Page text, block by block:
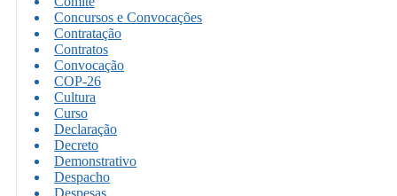
Concursos e Convocações
Contratação
Contratos
Convocação
COP-26
Cultura
Curso
Declaração
Decreto
Demonstrativo
Despacho
Despesas